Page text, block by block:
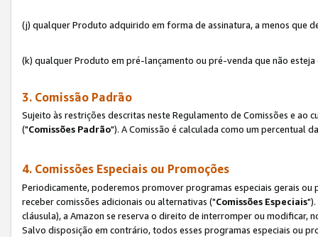
(j) qualquer Produto adquirido em forma de assinatura, a menos que
(k) qualquer Produto em pré-lançamento ou pré-venda que não
3. Comissão Padrão
Sujeito às restrições descritas neste Regulamento de Comissões e ao
("Comissões Padrão"). A Comissão é calculada como um percentual
4. Comissões Especiais ou Promoções
Periodicamente, poderemos promover programas especiais gerais
receber comissões adicionais ou alternativas ("Comissões Especiais
cláusula), a Amazon se reserva o direito de interromper ou
Salvo disposição em contrário, todos esses programas especiais ou